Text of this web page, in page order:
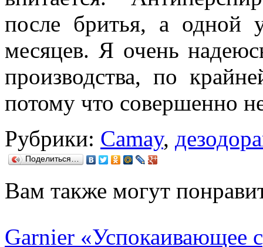
после бритья, а одной
месяцев. Я очень
производства, по
потому что совершенно
Рубрики: Camay,
Поделиться…
Вам также могут
Garnier «Успокаивающее